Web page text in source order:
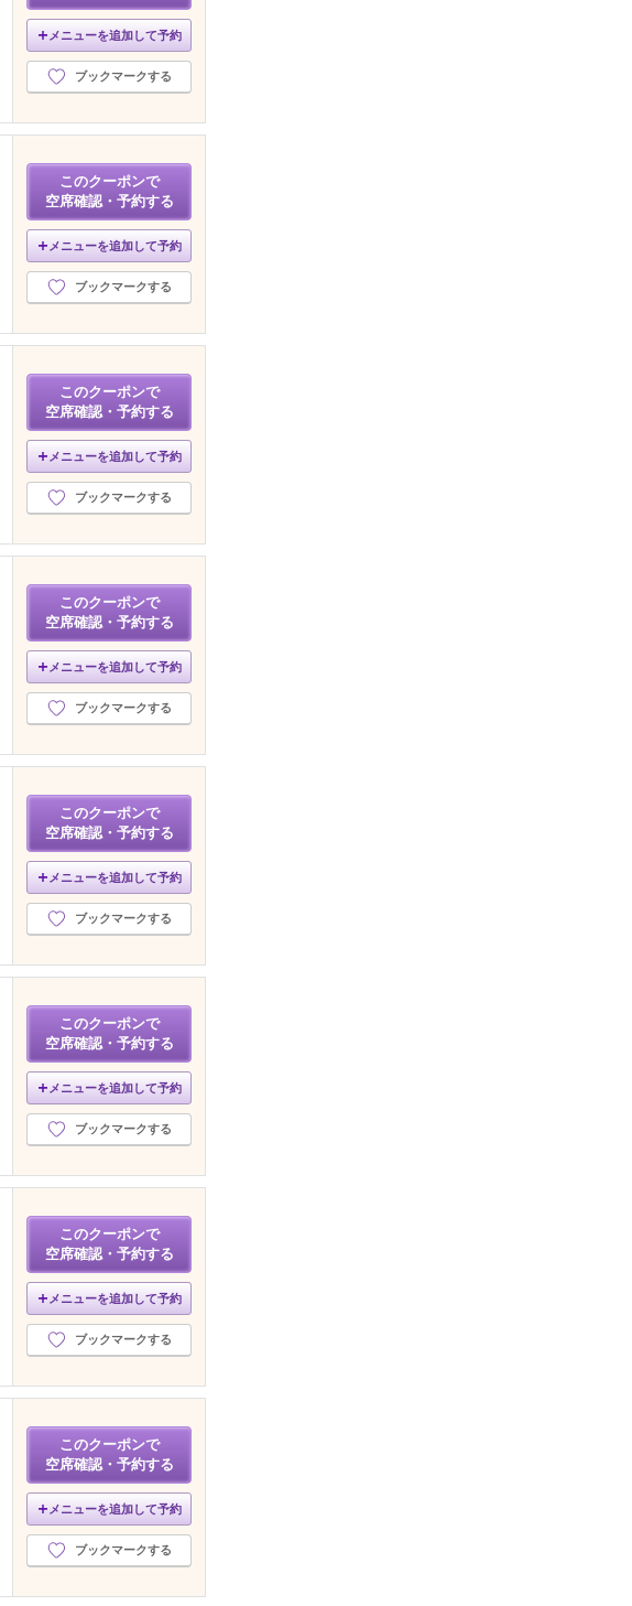
メニューを追加して予約
ブックマークする
このクーポンで
空席確認・予約する
メニューを追加して予約
ブックマークする
このクーポンで
空席確認・予約する
メニューを追加して予約
ブックマークする
このクーポンで
空席確認・予約する
メニューを追加して予約
ブックマークする
このクーポンで
空席確認・予約する
メニューを追加して予約
ブックマークする
このクーポンで
空席確認・予約する
メニューを追加して予約
ブックマークする
このクーポンで
空席確認・予約する
メニューを追加して予約
ブックマークする
このクーポンで
空席確認・予約する
メニューを追加して予約
ブックマークする